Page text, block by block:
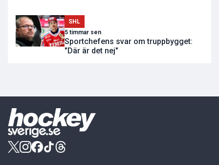
SHL
5 timmar sen
Sportchefens svar om truppbygget:
"Där är det nej"